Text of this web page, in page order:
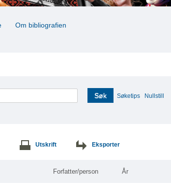
Om bibliografien
Søk Søketips Nullstill
Utskrift Eksporter
Forfatter/person År